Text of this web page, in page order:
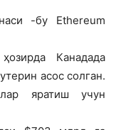
-бу Ethereum
Канадада
асос солган.
яратиш учун